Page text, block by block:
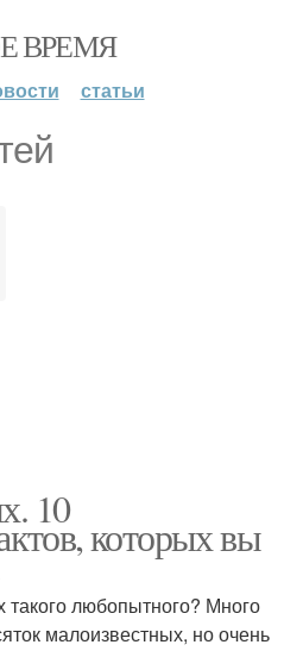
ВРЕМЯ
статьи
10
которых вы
любопытного? Много
малоизвестных, но очень